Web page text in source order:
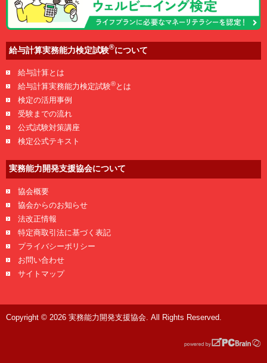
給与計算実務能力検定試験®について
給与計算とは
給与計算実務能力検定試験®とは
検定の活用事例
受験までの流れ
公式試験対策講座
検定公式テキスト
実務能力開発支援協会について
協会概要
協会からのお知らせ
法改正情報
特定商取引法に基づく表記
プライバシーポリシー
お問い合わせ
サイトマップ
Copyright © 2026 実務能力開発支援協会. All Rights Reserved.